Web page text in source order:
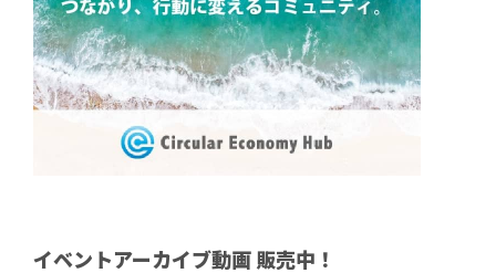
イベントアーカイブ動画 販売中！